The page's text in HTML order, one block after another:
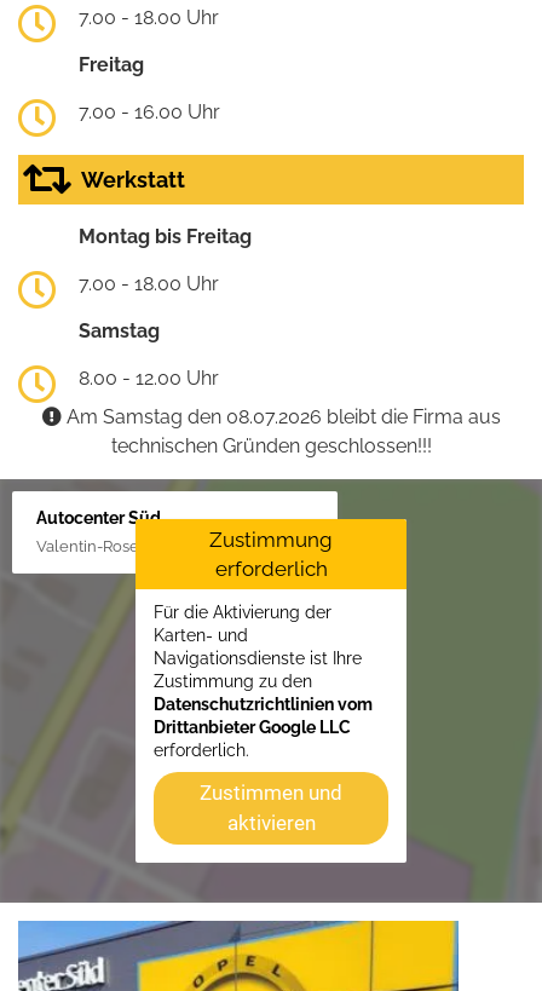
7.00 - 18.00 Uhr
Freitag
7.00 - 16.00 Uhr
Werkstatt
Montag bis Freitag
7.00 - 18.00 Uhr
Samstag
8.00 - 12.00 Uhr
Am Samstag den 08.07.2026 bleibt die Firma aus
technischen Gründen geschlossen!!!
Autocenter Süd
Valentin-Rose-Str. 3, 16816 Neuruppin
Zustimmung
erforderlich
Für die Aktivierung der
Karten- und
Navigationsdienste ist Ihre
Zustimmung zu den
Datenschutzrichtlinien vom
Drittanbieter Google LLC
erforderlich.
Zustimmen und
aktivieren